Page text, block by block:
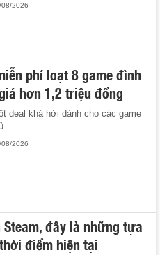
08/2026
phí loạt 8 game đình
hơn 1,2 triệu đồng
deal khá hời dành cho các game
08/2026
đây là những tựa
điểm hiện tại